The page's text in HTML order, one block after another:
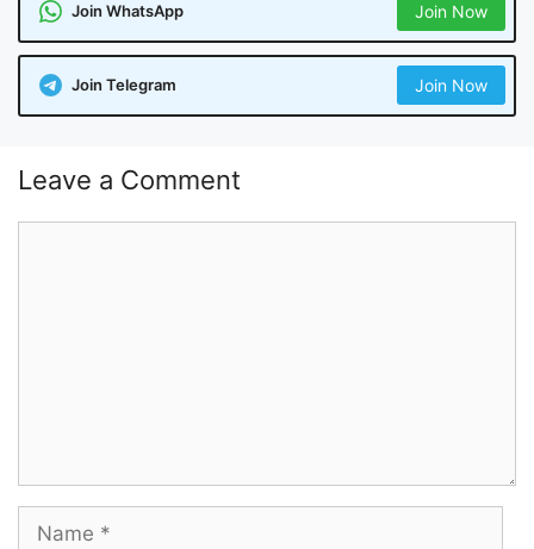
Join WhatsApp Join Now
Join Telegram Join Now
Leave a Comment